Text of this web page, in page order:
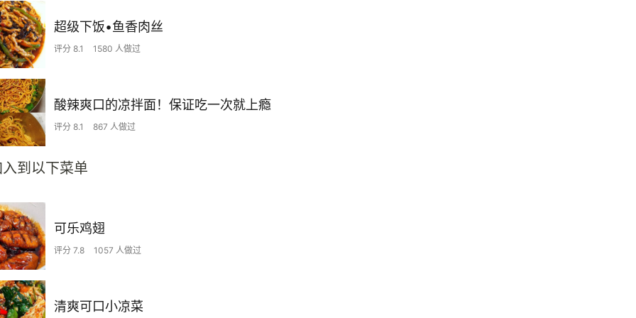
超级下饭•鱼香肉丝
评分 8.1 1580 人做过
酸辣爽口的凉拌面！保证吃一次就上瘾
评分 8.1 867 人做过
到以下菜单
可乐鸡翅
评分 7.8 1057 人做过
清爽可口小凉菜